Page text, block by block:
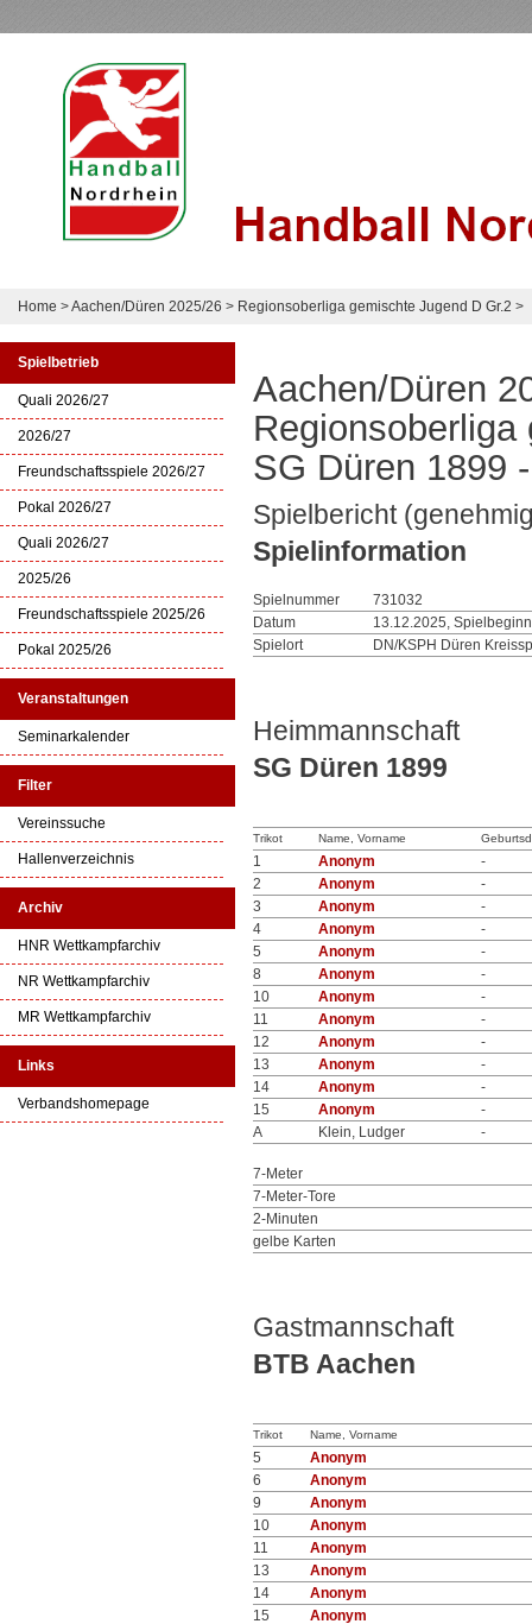
Home >Aachen/Düren 2025/26 > Regionsoberliga gemischte Jugend D Gr.2 >
Spielbetrieb
Quali 2026/27
2026/27
Freundschaftsspiele 2026/27
Pokal 2026/27
Quali 2026/27
2025/26
Freundschaftsspiele 2025/26
Pokal 2025/26
Veranstaltungen
Seminarkalender
Filter
Vereinssuche
Hallenverzeichnis
Archiv
HNR Wettkampfarchiv
NR Wettkampfarchiv
MR Wettkampfarchiv
Links
Verbandshomepage
Aachen/Düren
SG Düren 1899
Spielbericht
Spielinformation
Spielnummer
731032
Datum
13.12.2025,
Spielort
DN/KSPH Düren
Heimmannschaft
SG Düren 1899
Trikot Name, Vorname
1 Anonym
-
2
Anonym
-
3
Anonym
-
4
Anonym
-
5
Anonym
-
8
Anonym
-
10
Anonym
-
11
Anonym
-
12
Anonym
-
13
Anonym
-
14
Anonym
-
15
Anonym
-
A
Klein, Ludger -
7-Meter
7-Meter-Tore
2-Minuten
gelbe Karten
Gastmannschaft
BTB Aachen
Trikot Name, Vorname
5
Anonym
6
Anonym
9
Anonym
10
Anonym
11
Anonym
13
Anonym
14
Anonym
15
Anonym